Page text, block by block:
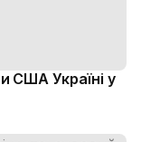
США Україні у